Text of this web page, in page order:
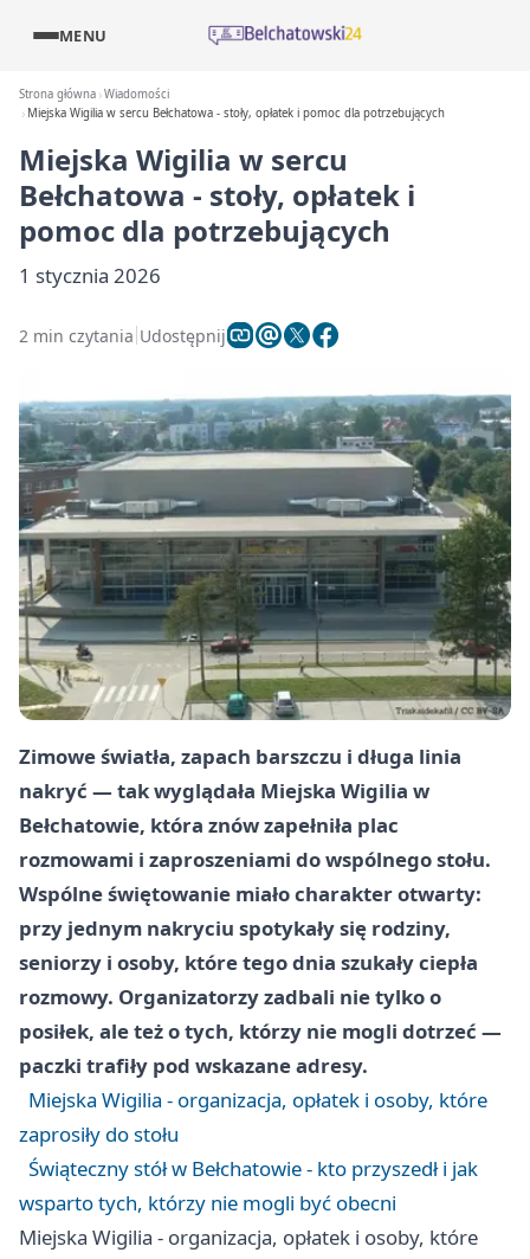
MENU
Strona główna Wiadomości
Miejska Wigilia w sercu Bełchatowa - stoły, opłatek i pomoc dla potrzebujących
Miejska Wigilia w sercu
Bełchatowa - stoły, opłatek i
pomoc dla potrzebujących
1 stycznia 2026
2 min czytania Udostępnij
Zimowe światła, zapach barszczu i długa linia
nakryć — tak wyglądała Miejska Wigilia w
Bełchatowie, która znów zapełniła plac
rozmowami i zaproszeniami do wspólnego stołu.
Wspólne świętowanie miało charakter otwarty:
przy jednym nakryciu spotykały się rodziny,
seniorzy i osoby, które tego dnia szukały ciepła
rozmowy. Organizatorzy zadbali nie tylko o
posiłek, ale też o tych, którzy nie mogli dotrzeć —
paczki trafiły pod wskazane adresy.
Miejska Wigilia - organizacja, opłatek i osoby, które
zaprosiły do stołu
Świąteczny stół w Bełchatowie - kto przyszedł i jak
wsparto tych, którzy nie mogli być obecni
Miejska Wigilia - organizacja, opłatek i osoby, które